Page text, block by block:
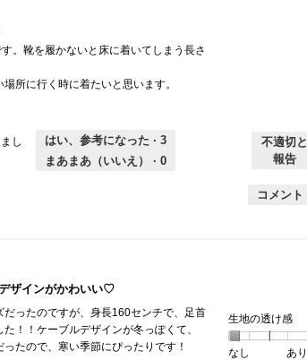
。靴を履かないと床に着いてしまう長さ
所に行く時に着たいと思います。
し
はい、参考になった · 3
まあまあ（いいえ） · 0
不適切と
報告
コメント
ザインがかわいい♡
だったのですが、身長160センチで、足首
た！！ケーブルデザインが冬っぽくて、
ったので、寒い季節にぴったりです！
生地の透け感
なし あり